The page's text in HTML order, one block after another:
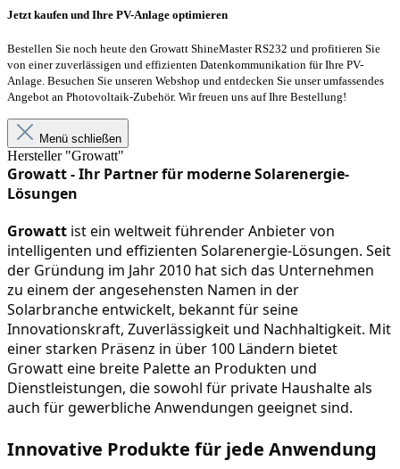
Jetzt kaufen und Ihre PV-Anlage optimieren
Bestellen Sie noch heute den Growatt ShineMaster RS232 und profitieren Sie
von einer zuverlässigen und effizienten Datenkommunikation für Ihre PV-
Anlage. Besuchen Sie unseren Webshop und entdecken Sie unser umfassendes
Angebot an Photovoltaik-Zubehör. Wir freuen uns auf Ihre Bestellung!
Menü schließen
Hersteller "Growatt"
Growatt - Ihr Partner für moderne Solarenergie-
Lösungen
Growatt ist ein weltweit führender Anbieter von
intelligenten und effizienten Solarenergie-Lösungen. Seit
der Gründung im Jahr 2010 hat sich das Unternehmen
zu einem der angesehensten Namen in der
Solarbranche entwickelt, bekannt für seine
Innovationskraft, Zuverlässigkeit und Nachhaltigkeit. Mit
einer starken Präsenz in über 100 Ländern bietet
Growatt eine breite Palette an Produkten und
Dienstleistungen, die sowohl für private Haushalte als
auch für gewerbliche Anwendungen geeignet sind.
Innovative Produkte für jede Anwendung